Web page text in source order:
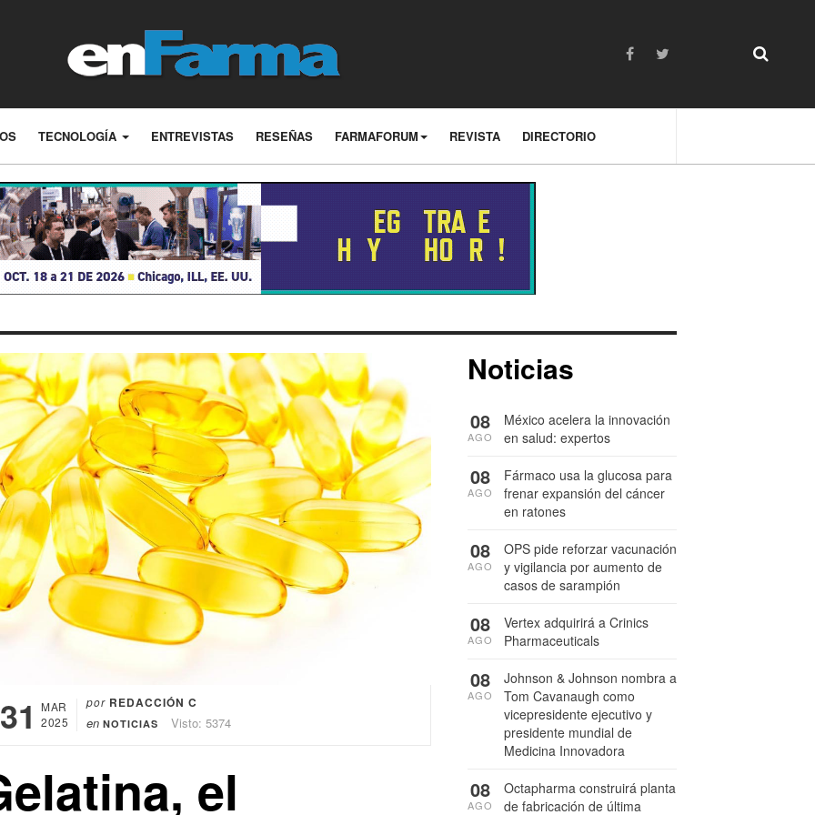
TECNOLOGÍA ENTREVISTAS RESEÑAS FARMAFORUM REVISTA DIRECTORIO
31
MAR
2025
por REDACCIÓN C
en NOTICIAS Visto: 5374
el
Noticias
México acelera la innovación
en salud: expertos
08
AGO
Fármaco usa la glucosa para
frenar expansión del cáncer
en ratones
08
AGO
OPS pide reforzar vacunación
y vigilancia por aumento de
casos de sarampión
08
AGO
Vertex adquirirá a Crinics
Pharmaceuticals
08
AGO
Johnson & Johnson nombra a
Tom Cavanaugh como
vicepresidente ejecutivo y
presidente mundial de
Medicina Innovadora
08
AGO
Octapharma construirá planta
de fabricación de última
08
AGO